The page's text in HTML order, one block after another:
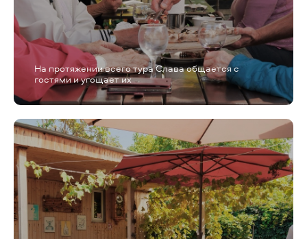
На протяжении всего тура Слава общается с
гостями и угощает их